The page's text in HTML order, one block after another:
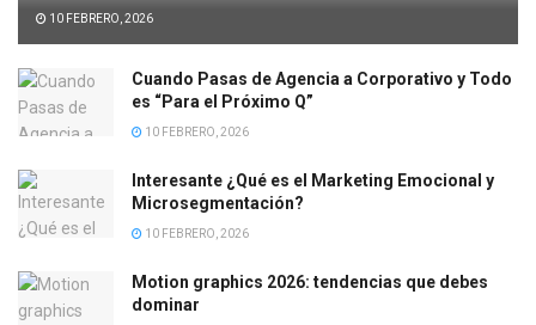
10 FEBRERO, 2026
Cuando Pasas de Agencia a Corporativo y Todo
es “Para el Próximo Q”
10 FEBRERO, 2026
Interesante ¿Qué es el Marketing Emocional y
Microsegmentación?
10 FEBRERO, 2026
Motion graphics 2026: tendencias que debes
dominar